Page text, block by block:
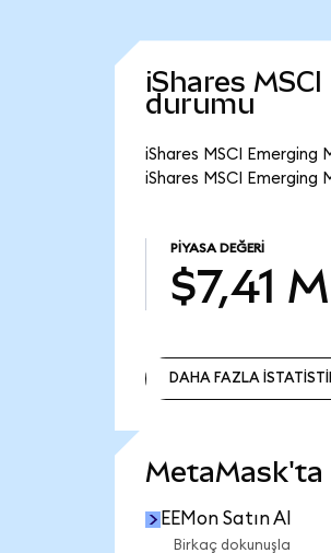
iShares
durumu
iShares MSCI Emerging
iShares MSCI Emerging
PIYASA DEĞERI
$7,41
DAHA FAZLA
MetaMask'ta
EEMon Satın Al
Birkaç dokunuşla